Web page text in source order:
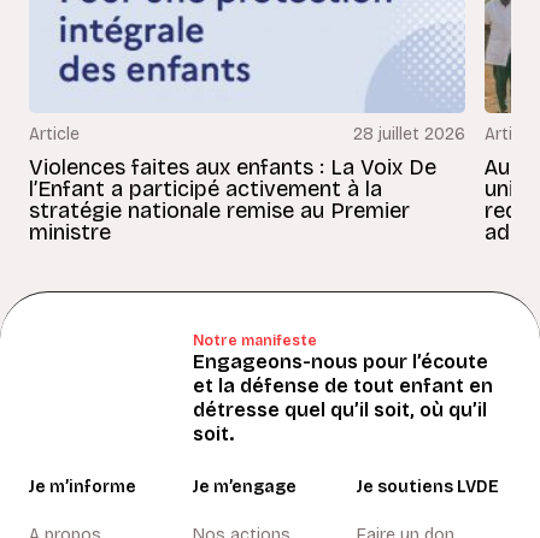
Article 28 juillet 2026
Violences faites aux enfants : La Voix De
l’Enfant a participé activement à la
stratégie nationale remise au Premier
ministre
Article
Au
Notre manifeste
Engageons-nous pour l’écoute
et la défense de tout enfant en
détresse quel qu’il soit, où qu’il
soit.
Je m’informe Je m’engage Je soutiens LVDE